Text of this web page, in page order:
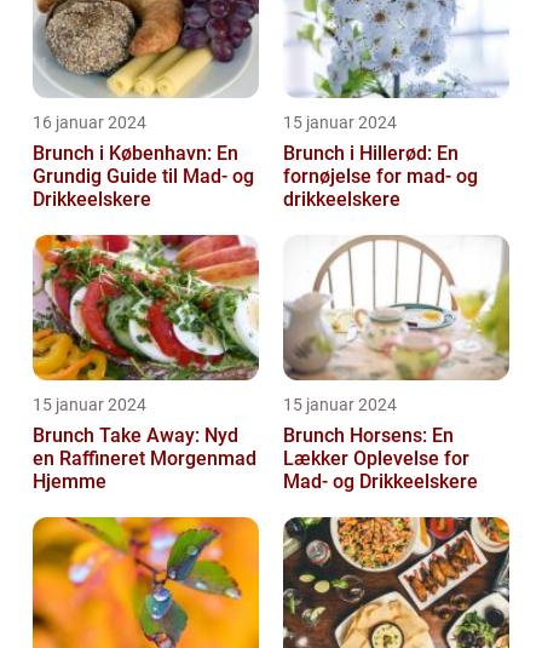
16 januar 2024
Brunch i København: En
Grundig Guide til Mad- og
Drikkeelskere
15 januar 2024
Brunch i Hillerød: En
fornøjelse for mad- og
drikkeelskere
15 januar 2024
Brunch Take Away: Nyd
en Raffineret Morgenmad
Hjemme
15 januar 2024
Brunch Horsens: En
Lækker Oplevelse for
Mad- og Drikkeelskere